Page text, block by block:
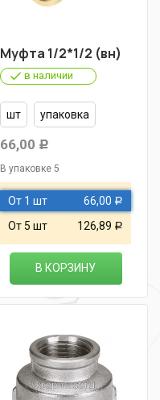
Муфта 1/2*1/2 (вн)
в наличии
шт упаковка
66,00 Р
В упаковке 5
От 1 шт 66,00 Р
От 5 шт 126,89 Р
В КОРЗИНУ